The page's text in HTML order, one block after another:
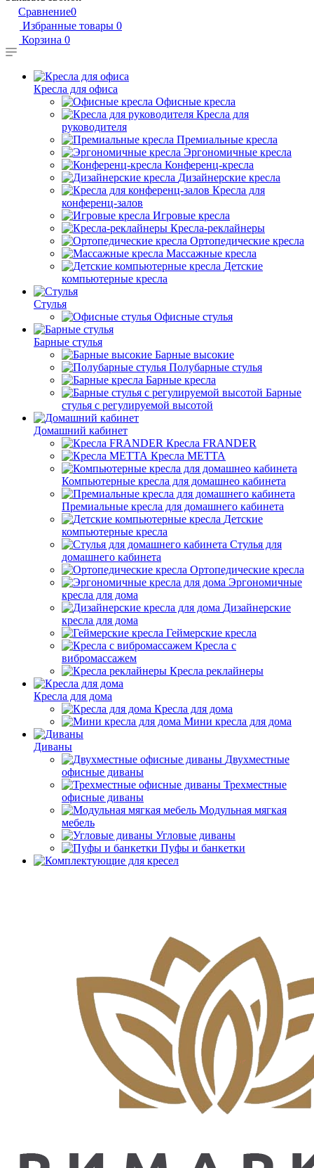
Сравнение0
Избранные товары 0
Корзина 0
Кресла для офиса
Офисные кресла
Кресла для
руководителя
Премиальные кресла
Эргономичные кресла
Конференц-кресла
Дизайнерские кресла
Кресла для
конференц-залов
Игровые кресла
Кресла-реклайнеры
Ортопедические кресла
Массажные кресла
Детские
компьютерные кресла
Стулья
Офисные стулья
Барные стулья
Барные высокие
Полубарные стулья
Барные кресла
Барные
стулья с регулируемой высотой
Домашний кабинет
Кресла FRANDER
Кресла METTA
Компьютерные кресла для домашнео кабинета
Премиальные кресла для домашнего кабинета
Детские
компьютерные кресла
Стулья для
домашнего кабинета
Ортопедические кресла
Эргономичные
кресла для дома
Дизайнерские
кресла для дома
Геймерские кресла
Кресла с
вибромассажем
Кресла реклайнеры
Кресла для дома
Кресла для дома
Мини кресла для дома
Диваны
Двухместные
офисные диваны
Трехместные
офисные диваны
Модульная мягкая
мебель
Угловые диваны
Пуфы и банкетки